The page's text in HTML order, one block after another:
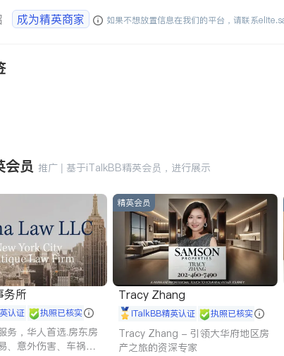
成为精英商家 如果不想放置信息在我们的平台，请联系
会员 推广 | 基于iTalkBB精英会员，进行展示
务所
认证 执照已核实
务，华人首选.房东房
、意外伤害、车祸重
精英会员
Tracy Zhang
iTalkBB精英认证 执照已核实
Tracy Zhang - 引领大华府地区房
产之旅的资深专家